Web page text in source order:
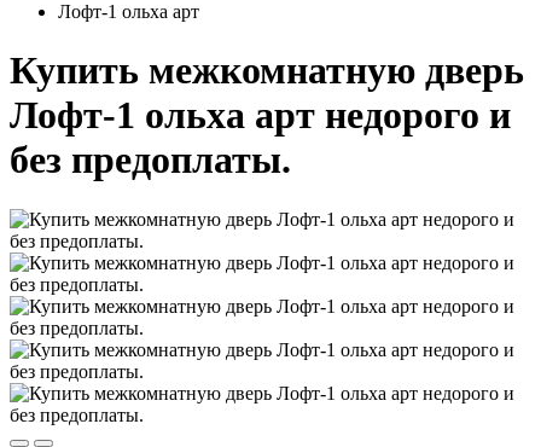
Лофт-1 ольха арт
Купить межкомнатную дверь
Лофт-1 ольха арт недорого и
без предоплаты.